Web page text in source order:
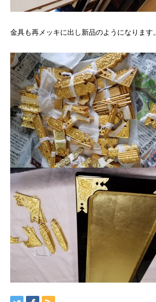
金具も再メッキに出し新品のようになります。